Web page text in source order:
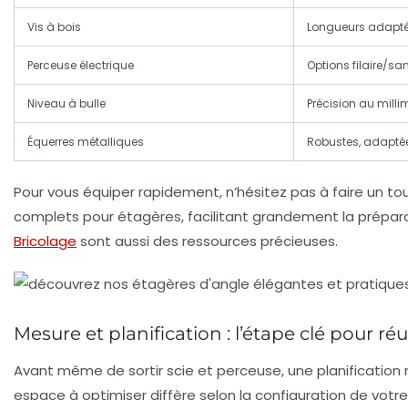
Vis à bois Longueurs
Perceuse électrique Options filaire/
Niveau à bulle Précision au
Équerres métalliques Robustes,
Pour vous équiper rapidement, n’hésitez pas à faire un
complets pour étagères, facilitant grandement la
Bricolage sont aussi des ressources précieuses.
Mesure et planification : l’étape clé pour
Avant même de sortir scie et perceuse, une
espace à optimiser diffère selon la configuration de